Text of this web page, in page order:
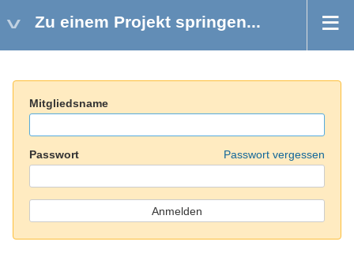
Zu einem Projekt springen...
Mitgliedsname
Passwort Passwort vergessen